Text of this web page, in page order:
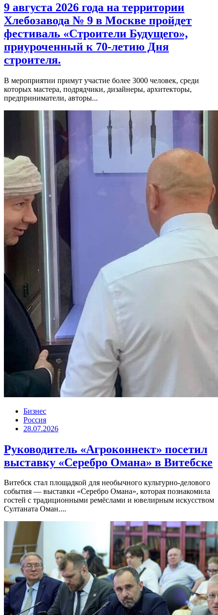
9 августа 2026 года на территории
Хлебозавода № 9 в Москве пройдет
фестиваль «Строители Будущего»,
приуроченный к 70-летию Дня
строителя.
В мероприятии примут участие более 3000 человек, среди
которых мастера, подрядчики, дизайнеры, архитекторы,
предприниматели, авторы...
Бизнес
Россия
28.07.2026
Руководитель «Агроконнект» посетил
выставку «Серебро Омана» в Витебске
Витебск стал площадкой для необычного культурно-делового
события — выставки «Серебро Омана», которая познакомила
гостей с традиционными ремёслами и ювелирным искусством
Султаната Оман....